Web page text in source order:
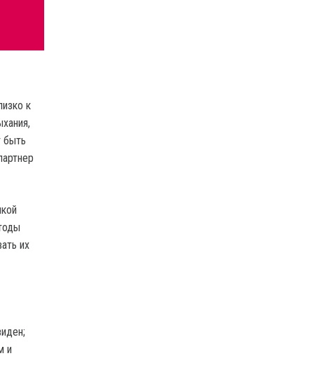
к
быть
их
и